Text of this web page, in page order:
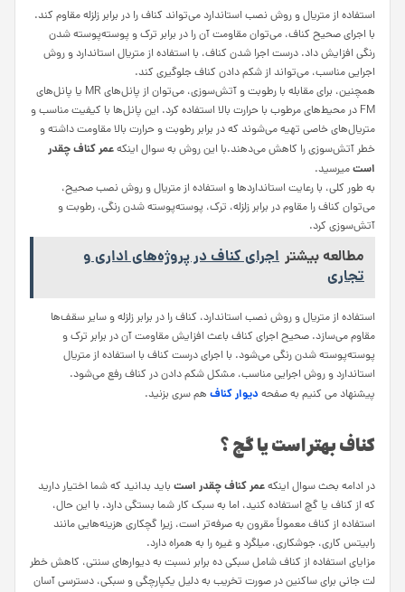
استفاده از متریال و روش نصب استاندارد می‌تواند کناف را در برابر زلزله مقاوم کند.
با اجرای صحیح کناف، می‌توان مقاومت آن را در برابر ترک و پوسته‌پوسته شدن
رنگی افزایش داد. درست اجرا شدن کناف، با استفاده از متریال استاندارد و روش
اجرایی مناسب، می‌تواند از شکم دادن کناف جلوگیری کند.
همچنین، برای مقابله با رطوبت و آتش‌سوزی، می‌توان از پانل‌های MR یا پانل‌های
FM در محیط‌های مرطوب با حرارت بالا استفاده کرد. این پانل‌ها با کیفیت مناسب و
متریال‌های خاصی تهیه می‌شوند که در برابر رطوبت و حرارت بالا مقاومت داشته و
خطر آتش‌سوزی را کاهش می‌دهند.با این روش به سوال اینکهعمر کناف چقدر
استمیرسید.
به طور کلی، با رعایت استانداردها و استفاده از متریال و روش نصب صحیح،
می‌توان کناف را مقاوم در برابر زلزله، ترک، پوسته‌پوسته شدن رنگی، رطوبت و
آتش‌سوزی کرد.
مطالعه بیشتر اجرای کناف در پروژه‌های اداری و
تجاری
استفاده از متریال و روش نصب استاندارد، کناف را در برابر زلزله و سایر سقف‌ها
مقاوم می‌سازد. صحیح اجرای کناف باعث افزایش مقاومت آن در برابر ترک و
پوسته‌پوسته شدن رنگی می‌شود. با اجرای درست کناف با استفاده از متریال
استاندارد و روش اجرایی مناسب، مشکل شکم دادن در کناف رفع می‌شود.
پیشنهاد می کنیم به صفحه دیوار کناف هم سری بزنید.
کناف بهتر است یا گچ ؟
در ادامه بحث سوال اینکهعمر کناف چقدر است باید بدانید که شما اختیار دارید
که از کناف یا گچ استفاده کنید، اما به سبک کار شما بستگی دارد. با این حال،
استفاده از کناف معمولاً مقرون به صرفه‌تر است، زیرا گچکاری هزینه‌هایی مانند
رابیتس کاری، جوشکاری، میلگرد و غیره را به همراه دارد.
مزایای استفاده از کناف شامل سبکی ده برابر نسبت به دیوارهای سنتی، کاهش خطر
لت جانی برای ساکنین در صورت تخریب به دلیل یکپارچگی و سبکی، دسترسی آسان